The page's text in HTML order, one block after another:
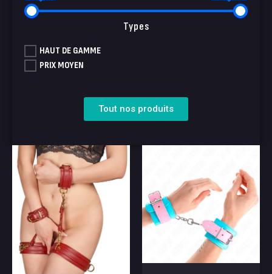
Types
HAUT DE GAMME
PRIX MOYEN
Tout nos produits